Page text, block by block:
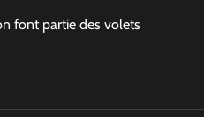
font partie des volets